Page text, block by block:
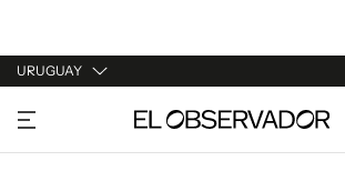
URUGUAY
URUGUAY
ARGENTINA